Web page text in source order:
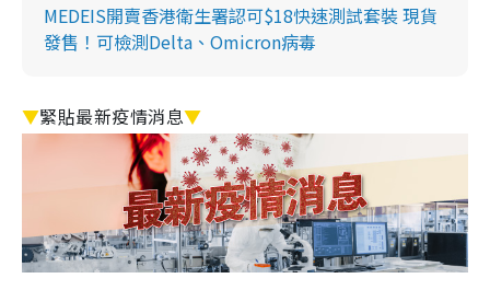
MEDEIS開賣香港衛生署認可$18快速測試套裝 現貨
發售！可檢測Delta、Omicron病毒
▼緊貼最新疫情消息▼